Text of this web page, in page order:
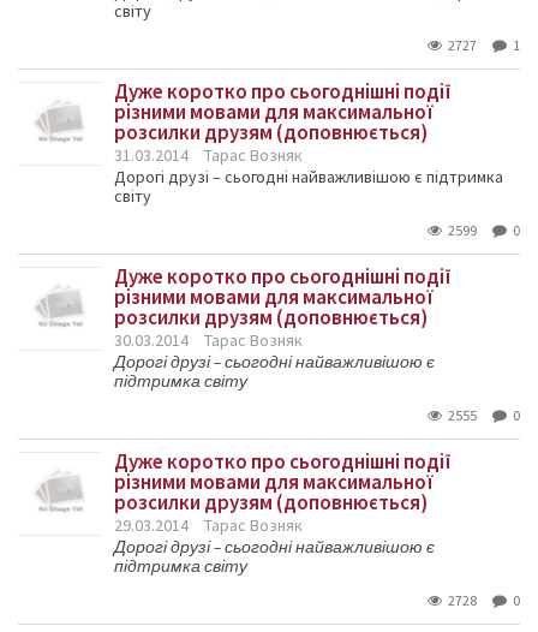
світу
2727 1
Дуже коротко про сьогоднішні події
різними мовами для максимальної
розсилки друзям (доповнюється)
31.03.2014
Тарас Возняк
Дорогі друзі – сьогодні найважливішою є підтримка
світу
2599 0
Дуже коротко про сьогоднішні події
різними мовами для максимальної
розсилки друзям (доповнюється)
30.03.2014
Тарас Возняк
Дорогі друзі – сьогодні найважливішою є
підтримка світу
2555 0
Дуже коротко про сьогоднішні події
різними мовами для максимальної
розсилки друзям (доповнюється)
29.03.2014
Тарас Возняк
Дорогі друзі – сьогодні найважливішою є
підтримка світу
2728 0